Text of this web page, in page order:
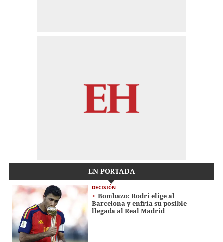
EN PORTADA
DECISIÓN
Bombazo: Rodri elige al
Barcelona y enfría su posible
llegada al Real Madrid